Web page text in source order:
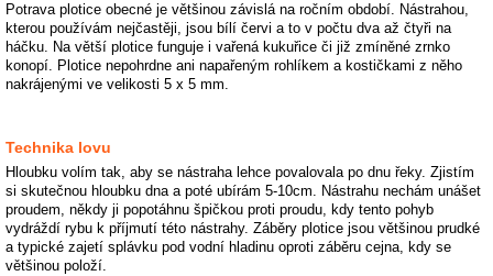
Potrava plotice obecné je většinou závislá na ročním období. Nástrahou,
kterou používám nejčastěji, jsou bílí červi a to v počtu dva až čtyři na
háčku. Na větší plotice funguje i vařená kukuřice či již zmíněné zrnko
konopí. Plotice nepohrdne ani napařeným rohlíkem a kostičkami z něho
nakrájenými ve velikosti 5 x 5 mm.
Technika lovu
Hloubku volím tak, aby se nástraha lehce povalovala po dnu řeky. Zjistím
si skutečnou hloubku dna a poté ubírám 5-10cm. Nástrahu nechám unášet
proudem, někdy ji popotáhnu špičkou proti proudu, kdy tento pohyb
vydráždí rybu k příjmutí této nástrahy. Záběry plotice jsou většinou prudké
a typické zajetí splávku pod vodní hladinu oproti záběru cejna, kdy se
většinou položí.